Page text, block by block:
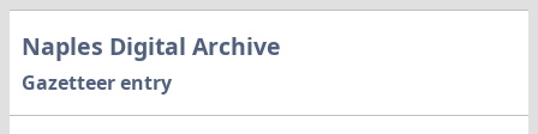
Naples Digital Archive
Gazetteer entry